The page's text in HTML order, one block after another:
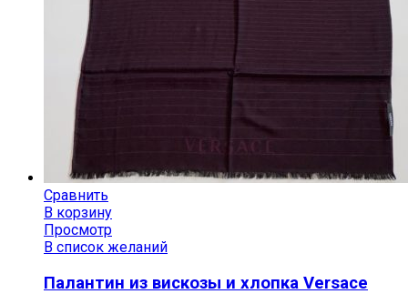
Сравнить
В корзину
Просмотр
В список желаний
Палантин из вискозы и хлопка Versace